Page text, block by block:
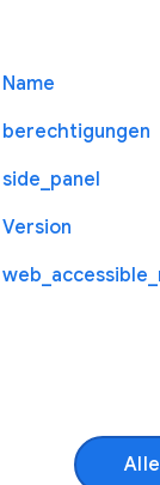
Name
berechtigungen
side_panel
Version